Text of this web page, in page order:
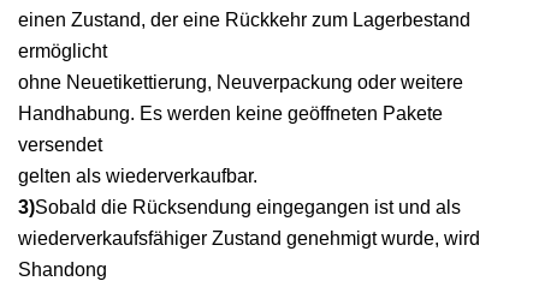
einen Zustand, der eine Rückkehr zum Lagerbestand
ermöglicht
ohne Neuetikettierung, Neuverpackung oder weitere
Handhabung. Es werden keine geöffneten Pakete
versendet
gelten als wiederverkaufbar.
3)Sobald die Rücksendung eingegangen ist und als
wiederverkaufsfähiger Zustand genehmigt wurde, wird
Shandong